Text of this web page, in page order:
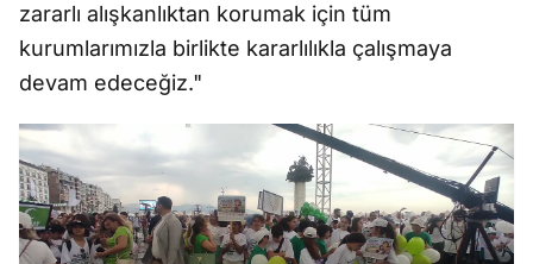
zararlı alışkanlıktan korumak için tüm
kurumlarımızla birlikte kararlılıkla çalışmaya
devam edeceğiz."